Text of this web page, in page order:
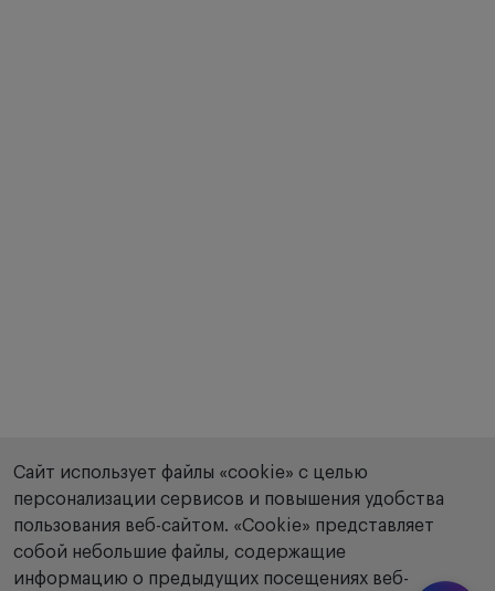
Сайт использует файлы «cookie» с целью
персонализации сервисов и повышения удобства
пользования веб-сайтом. «Сookie» представляет
собой небольшие файлы, содержащие
информацию о предыдущих посещениях веб-